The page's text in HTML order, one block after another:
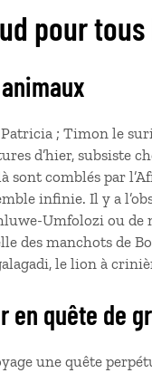
pour
; Timon le
d’hier, subsiste
sont comblés par
infinie. Il y a
Umfolozi ou
des manchots de
le lion à
en quête de
une quête